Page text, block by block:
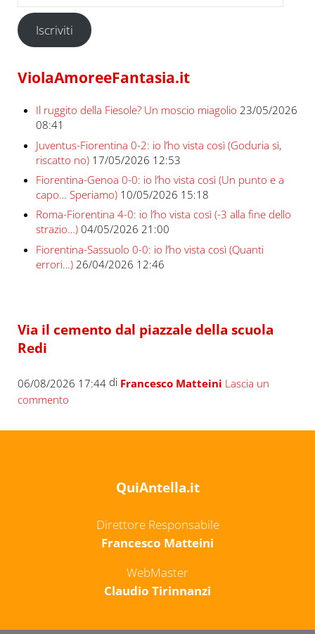
Iscriviti
ViolaAmoreeFantasia.it
Il ruggito della Fiesole? Un moscio miagolio 23/05/2026
08:41
Juventus-Fiorentina 0-2: io l’ho vista così (Goduria sì,
riscatto no) 17/05/2026 12:53
Fiorentina-Genoa 0-0: io l’ho vista così (Un punto e a
capo… Speriamo) 10/05/2026 15:18
Roma-Fiorentina 4-0: io l’ho vista così (-3 alla fine dello
strazio…) 04/05/2026 21:00
Fiorentina-Sassuolo 0-0: io l’ho vista così (Quanti
errori…) 26/04/2026 12:46
Via il cemento dal piazzale della scuola
Redi
06/08/2026 17:44di Francesco Matteini Lascia un
commento
QuiAntella.it
Direttore Responsabile
Francesco Matteini
WebMaster
Claudio Tirinnanzi